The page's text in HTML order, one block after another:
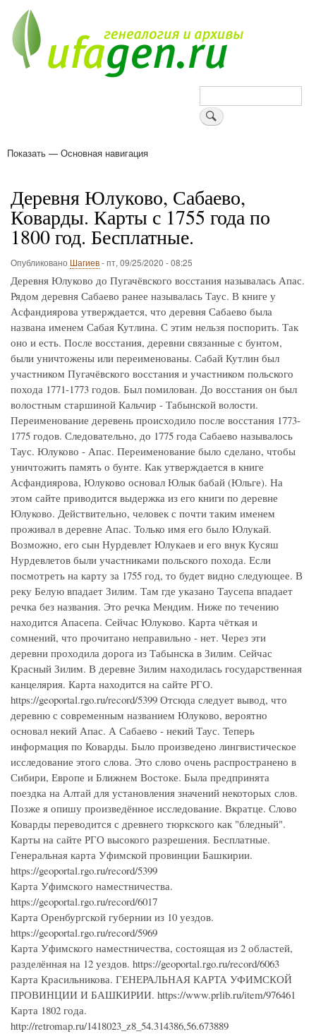
основному
содержанию
Поиск
Основная
Показать — Основная навигация
Деревня Юлуково, Сабаево,
Коварды. Карты с 1755 года по
1800 год. Бесплатные.
Опубликовано Шагиев-пт, 09/25/2020 - 08:25
Деревня Юлуково до Пугачёвского восстания называлась Апас.
Рядом деревня Сабаево ранее называлась Таус. В книге у
Асфандиярова утверждается, что деревня Сабаево была
названа именем Сабая Кутлина. С этим нельзя поспорить. Так
оно и есть. После восстания, деревни связанные с бунтом,
были уничтожены или переименованы. Сабай Кутлин был
участником Пугачёвского восстания и участником польского
похода 1771-1773 годов. Был помилован. До восстания он был
волостным старшиной Кальчир - Табынской волости.
Переименование деревень происходило после восстания 1773-
1775 годов. Следовательно, до 1775 года Сабаево называлось
Таус. Юлуково - Апас. Переименование было сделано, чтобы
уничтожить память о бунте. Как утверждается в книге
Асфандиярова, Юлуково основал Юлык бабай (Юльге). На
этом сайте приводится выдержка из его книги по деревне
Юлуково. Действительно, человек с почти таким именем
проживал в деревне Апас. Только имя его было Юлукай.
Возможно, его сын Нурдевлет Юлукаев и его внук Кусяш
Нурдевлетов были участниками польского похода. Если
посмотреть на карту за 1755 год, то будет видно следующее. В
реку Белую впадает Зилим. Там где указано Таусепа впадает
речка без названия. Это речка Мендим. Ниже по течению
находится Апасепа. Сейчас Юлуково. Карта чёткая и
сомнений, что прочитано неправильно - нет. Через эти
деревни проходила дорога из Табынска в Зилим. Сейчас
Красный Зилим. В деревне Зилим находилась государственная
канцелярия. Карта находится на сайте РГО.
https://geoportal.rgo.ru/record/5399 Отсюда следует вывод, что
деревню с современным названием Юлуково, вероятно
основал некий Апас. А Сабаево - некий Таус. Теперь
информация по Коварды. Было произведено лингвистическое
исследование этого слова. Это слово очень распространено в
Сибири, Европе и Ближнем Востоке. Была предпринята
поездка на Алтай для установления значений некоторых слов.
Позже я опишу произведённое исследование. Вкратце. Слово
Коварды переводится с древнего тюркского как "бледный".
Карты на сайте РГО высокого разрешения. Бесплатные.
Генеральная карта Уфимской провинции Башкирии.
https://geoportal.rgo.ru/record/5399
Карта Уфимского наместничества.
https://geoportal.rgo.ru/record/6017
Карта Оренбургской губернии из 10 уездов.
https://geoportal.rgo.ru/record/5969
Карта Уфимского наместничества, состоящая из 2 областей,
разделённая на 12 уездов. https://geoportal.rgo.ru/record/6063
Карта Красильникова. ГЕНЕРАЛЬНАЯ КАРТА УФИМСКОЙ
ПРОВИНЦИИ И БАШКИРИИ. https://www.prlib.ru/item/976461
Карта 1802 года.
http://retromap.ru/1418023_z8_54.314386,56.673889